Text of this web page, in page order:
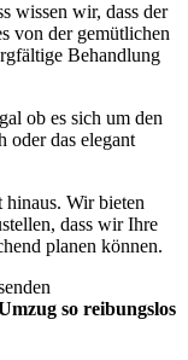
wissen wir, dass der
von der gemütlichen
Behandlung
ob es sich um den
oder das elegant
hinaus. Wir bieten
dass wir Ihre
planen können.
so reibungslos